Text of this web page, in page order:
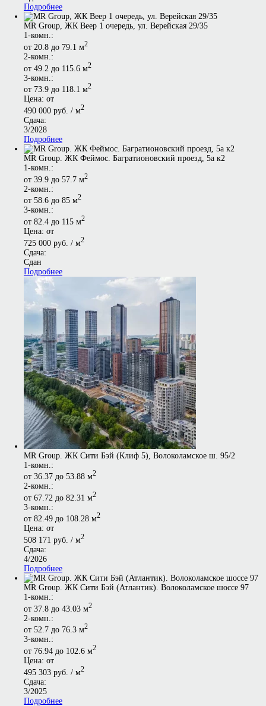
Подробнее
MR Group, ЖК Веер 1 очередь, ул. Верейская 29/35
1-комн.:
от 20.8 до 79.1 м2
2-комн.:
от 49.2 до 115.6 м2
3-комн.:
от 73.9 до 118.1 м2
Цена: от
490 000 руб. / м2
Сдача:
3/2028
Подробнее
MR Group. ЖК Феймос. Багратионовский проезд, 5а к2
1-комн.:
от 39.9 до 57.7 м2
2-комн.:
от 58.6 до 85 м2
3-комн.:
от 82.4 до 115 м2
Цена: от
725 000 руб. / м2
Сдача:
Сдан
Подробнее
MR Group. ЖК Сити Бэй (Клиф 5), Волоколамское ш. 95/2
1-комн.:
от 36.37 до 53.88 м2
2-комн.:
от 67.72 до 82.31 м2
3-комн.:
от 82.49 до 108.28 м2
Цена: от
508 171 руб. / м2
Сдача:
4/2026
Подробнее
MR Group. ЖК Сити Бэй (Атлантик). Волоколамское шоссе 97
1-комн.:
от 37.8 до 43.03 м2
2-комн.:
от 52.7 до 76.3 м2
3-комн.:
от 76.94 до 102.6 м2
Цена: от
495 303 руб. / м2
Сдача:
3/2025
Подробнее